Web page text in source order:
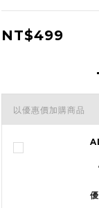
NT$499
以優惠價加購商品